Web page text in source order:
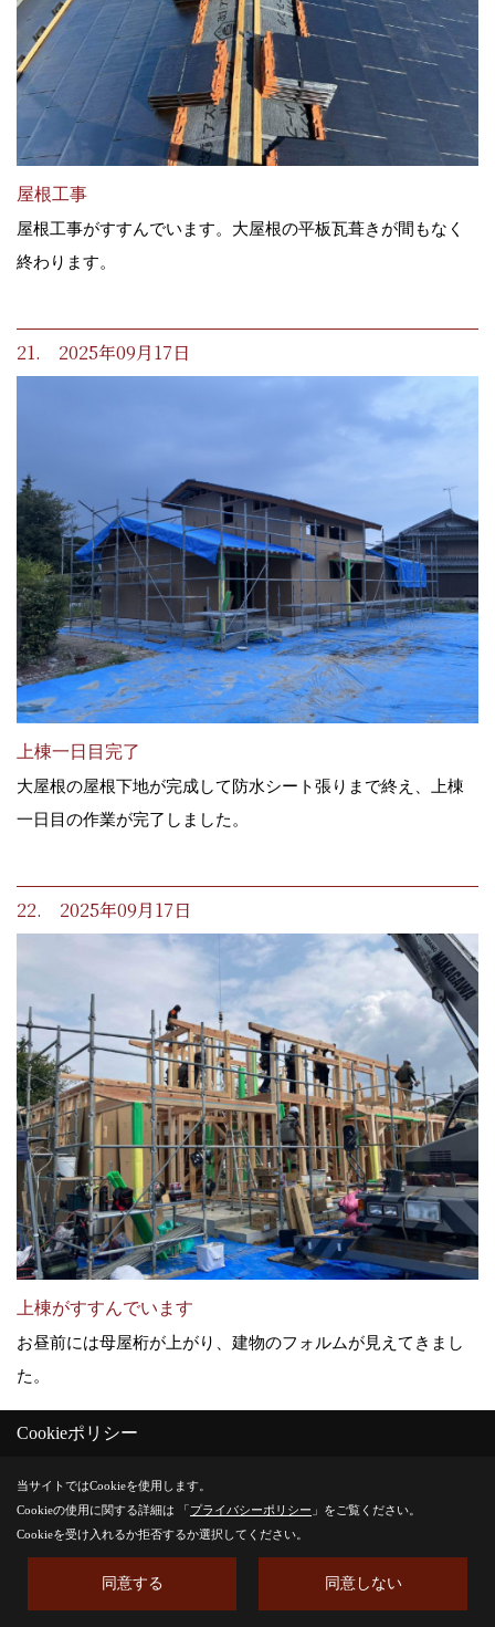
屋根工事
屋根工事がすすんでいます。大屋根の平板瓦葺きが間もなく
終わります。
21. 2025年09月17日
上棟一日目完了
大屋根の屋根下地が完成して防水シート張りまで終え、上棟
一日目の作業が完了しました。
22. 2025年09月17日
上棟がすすんでいます
お昼前には母屋桁が上がり、建物のフォルムが見えてきまし
た。
Cookieポリシー
当サイトではCookieを使用します。
Cookieの使用に関する詳細は 「プライバシーポリシー 」をご覧ください。
Cookieを受け入れるか拒否するか選択してください。
同意する 同意しない